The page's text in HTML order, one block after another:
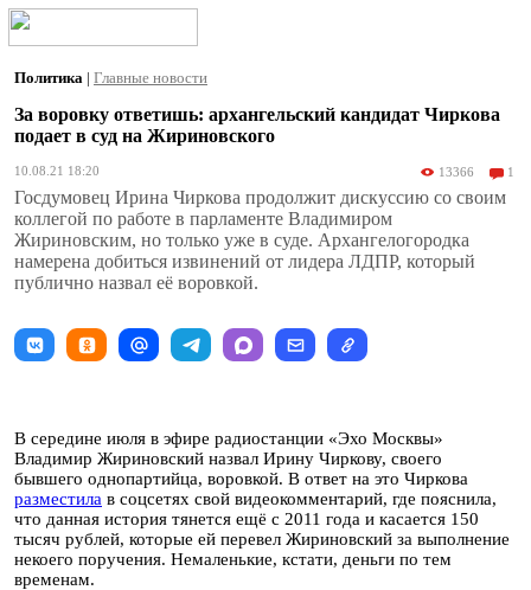
Политика | Главные новости
За воровку ответишь: архангельский кандидат Чиркова
подает в суд на Жириновского
10.08.21 18:20 13366 1
Госдумовец Ирина Чиркова продолжит дискуссию со своим
коллегой по работе в парламенте Владимиром
Жириновским, но только уже в суде. Архангелогородка
намерена добиться извинений от лидера ЛДПР, который
публично назвал её воровкой.
В середине июля в эфире радиостанции «Эхо Москвы»
Владимир Жириновский назвал Ирину Чиркову, своего
бывшего однопартийца, воровкой. В ответ на это Чиркова
разместила в соцсетях свой видеокомментарий, где пояснила,
что данная история тянется ещё с 2011 года и касается 150
тысяч рублей, которые ей перевел Жириновский за выполнение
некоего поручения. Немаленькие, кстати, деньги по тем
временам.